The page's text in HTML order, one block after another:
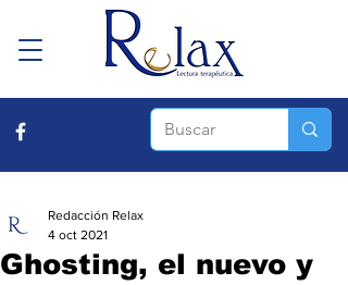
Ghosting, el nuevo y
Redacción Relax
4 oct 2021